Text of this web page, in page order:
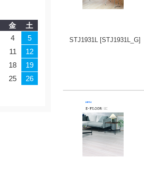
STJ1931L [STJ1931L_G]
金
土
4
5
11
12
18
19
25
26